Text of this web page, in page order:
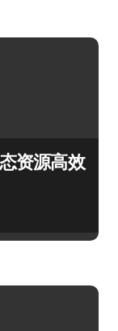
资源高效